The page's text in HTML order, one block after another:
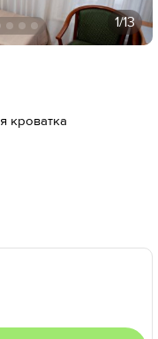
1/13
кроватка